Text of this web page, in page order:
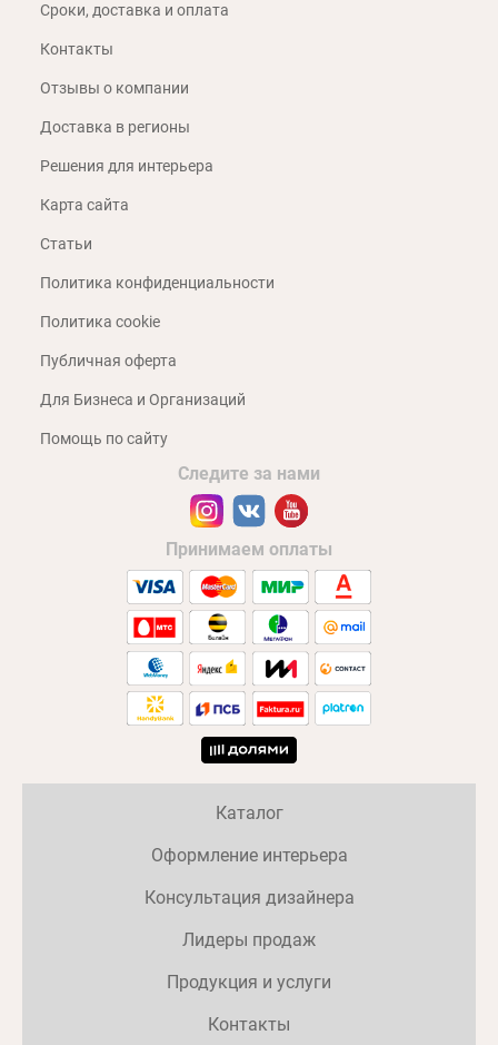
Сроки, доставка и оплата
Контакты
Отзывы о компании
Доставка в регионы
Решения для интерьера
Карта сайта
Статьи
Политика конфиденциальности
Политика cookie
Публичная оферта
Для Бизнеса и Организаций
Помощь по сайту
Следите за нами
Принимаем оплаты
Каталог
Оформление интерьера
Консультация дизайнера
Лидеры продаж
Продукция и услуги
Контакты